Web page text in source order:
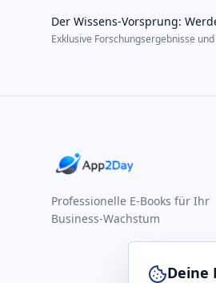
Der Wissens-Vorsprung:
Exklusive Forschungsergebnisse
Professionelle E-Books für Ihr
Business-Wachstum
Deine